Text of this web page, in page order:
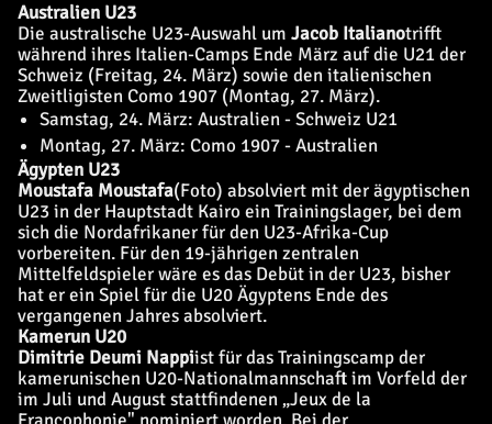
Australien U23
Die australische U23-Auswahl um Jacob Italianotrifft
während ihres Italien-Camps Ende März auf die U21 der
Schweiz (Freitag, 24. März) sowie den italienischen
Zweitligisten Como 1907 (Montag, 27. März).
Samstag, 24. März: Australien - Schweiz U21
Montag, 27. März: Como 1907 - Australien
Ägypten U23
Moustafa Moustafa(Foto) absolviert mit der ägyptischen
U23 in der Hauptstadt Kairo ein Trainingslager, bei dem
sich die Nordafrikaner für den U23-Afrika-Cup
vorbereiten. Für den 19-jährigen zentralen
Mittelfeldspieler wäre es das Debüt in der U23, bisher
hat er ein Spiel für die U20 Ägyptens Ende des
vergangenen Jahres absolviert.
Kamerun U20
Dimitrie Deumi Nappiist für das Trainingscamp der
kamerunischen U20-Nationalmannschaft im Vorfeld der
im Juli und August stattfindenen„Jeux de la